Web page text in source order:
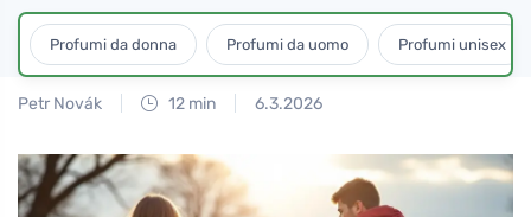
Profumi da donna Profumi da uomo Profumi unisex
Petr Novák 12 min 6.3.2026